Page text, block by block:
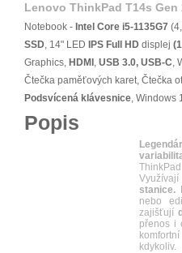
Lenovo ThinkPad T14s Gen
Notebook - Intel Core i5-1135G7
SSD, 14" LED IPS Full HD displej
Graphics, HDMI , USB 3.0, USB-C,
Čtečka paměťových karet, Čtečka
Podsvícená klávesnice, Windows
Popis
stanice.
nebo
zajišťují
přenos i
kdykoliv.